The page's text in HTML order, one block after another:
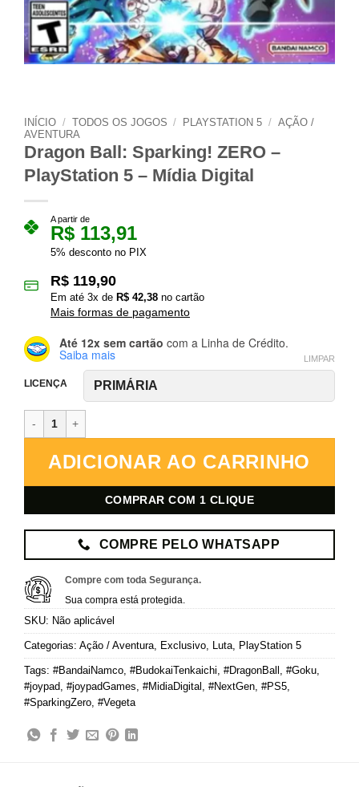
INÍCIO / TODOS OS JOGOS / PLAYSTATION 5 / AÇÃO /
AVENTURA
Dragon Ball: Sparking! ZERO –
PlayStation 5 – Mídia Digital
A partir de
R$ 113,91
5% desconto no PIX
R$ 119,90
Em até 3x de R$ 42,38 no cartão
Mais formas de pagamento
Até 12x sem cartão com a Linha de Crédito.
Saiba mais
LICENÇA
LIMPAR
ADICIONAR AO CARRINHO
COMPRAR COM 1 CLIQUE
COMPRE PELO WHATSAPP
Compre com toda Segurança.
Sua compra está protegida.
SKU: Não aplicável
Categorias: Ação / Aventura Exclusivo Luta PlayStation 5
Tags: #BandaiNamco #BudokaiTenkaichi #DragonBall #Goku
#joypad #joypadGames #MidiaDigital #NextGen #PS5
#SparkingZero #Vegeta